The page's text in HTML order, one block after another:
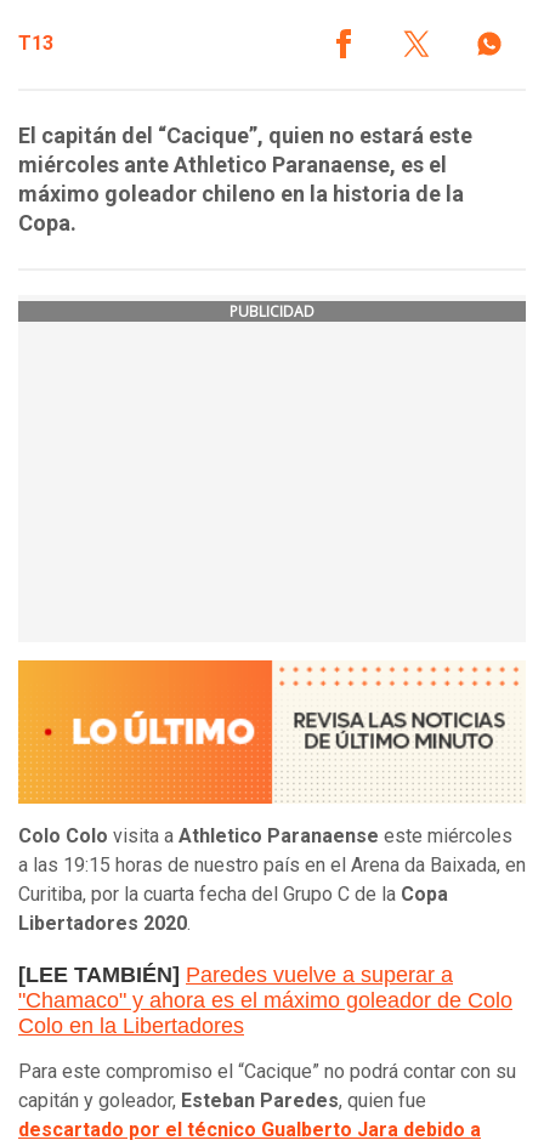
T13
El capitán del “Cacique”, quien no estará este
miércoles ante Athletico Paranaense, es el
máximo goleador chileno en la historia de la
Copa.
PUBLICIDAD
Colo Colo visita a Athletico Paranaense este miércoles
a las 19:15 horas de nuestro país en el Arena da Baixada, en
Curitiba, por la cuarta fecha del Grupo C de la Copa
Libertadores 2020.
[LEE TAMBIÉN] Paredes vuelve a superar a
"Chamaco" y ahora es el máximo goleador de Colo
Colo en la Libertadores
Para este compromiso el “Cacique” no podrá contar con su
capitán y goleador, Esteban Paredes, quien fue
descartado por el técnico Gualberto Jara debido a